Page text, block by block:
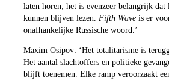
laten horen; het is evenzeer belangrijk dat
kunnen blijven lezen.Fifth Waveis er
onafhankelijke Russische woord.’
Maxim Osipov: ‘Het totalitarisme is
Het aantal slachtoffers en politieke
blijft toenemen. Elke ramp veroorzaakt